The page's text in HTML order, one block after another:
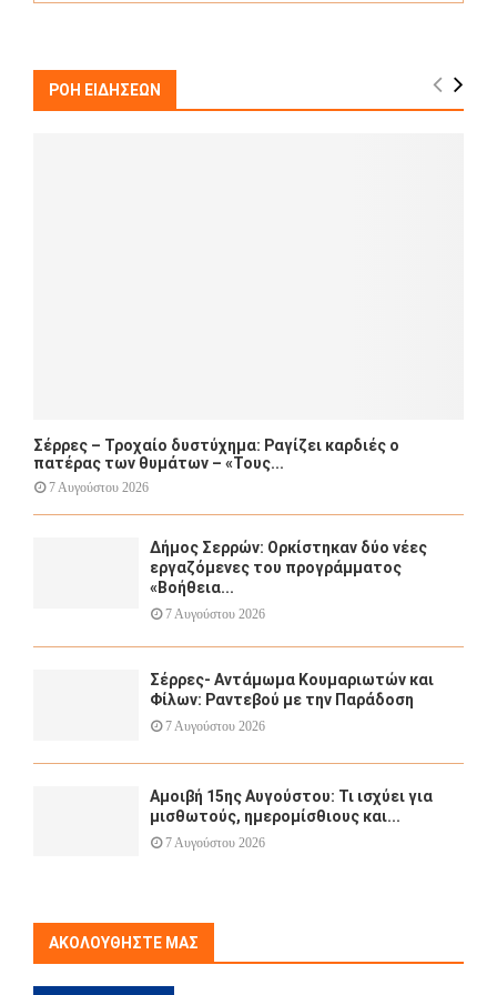
f
A
ΡΟΗ ΕΙΔΗΣΕΩΝ
Σέρρες – Τροχαίο δυστύχημα: Ραγίζει καρδιές ο
πατέρας των θυμάτων – «Τους...
7 Αυγούστου 2026
Δήμος Σερρών: Ορκίστηκαν δύο νέες
εργαζόμενες του προγράμματος
«Βοήθεια...
7 Αυγούστου 2026
Σέρρες- Αντάμωμα Κουμαριωτών και
Φίλων: Ραντεβού με την Παράδοση
7 Αυγούστου 2026
Αμοιβή 15ης Αυγούστου: Τι ισχύει για
μισθωτούς, ημερομίσθιους και...
7 Αυγούστου 2026
ΑΚΟΛΟΥΘΉΣΤΕ ΜΑΣ